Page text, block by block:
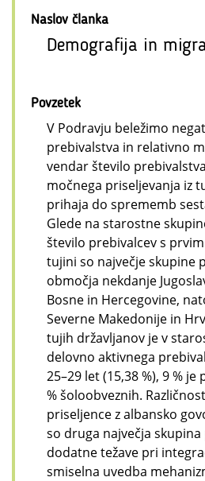
Naslov članka
Demografija in
Povzetek
V Podravju beležimo
prebivalstva in relativno
vendar število
močnega priseljevanja iz
prihaja do sprememb
Glede na starostne
število prebivalcev s
tujini so največje skupine
območja nekdanje
Bosne in Hercegovine,
Severne Makedonije in
tujih državljanov je v
delovno aktivnega
25–29 let (15,38 %), 9 %
% šoloobveznih.
priseljence z albansko
so druga največja
dodatne težave pri
smiselna uvedba